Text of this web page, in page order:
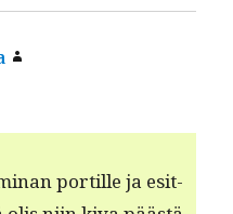
por­tille ja esit­